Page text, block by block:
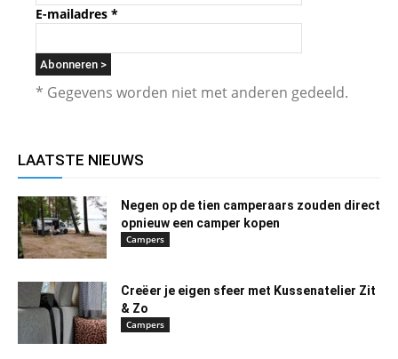
E-mailadres *
* Gegevens worden niet met anderen gedeeld.
LAATSTE NIEUWS
Negen op de tien camperaars zouden direct
opnieuw een camper kopen
Campers
Creëer je eigen sfeer met Kussenatelier Zit
& Zo
Campers